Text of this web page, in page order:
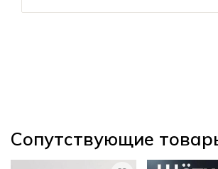
Сопутствующие